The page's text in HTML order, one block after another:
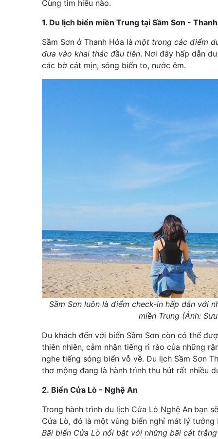
Cùng tìm hiểu nào.
1. Du lịch biển miền Trung tại Sầm Sơn -
Sầm Sơn ở Thanh Hóa là một trong các điểm
đưa vào khai thác đầu tiên. Nơi đây hấp dẫn
các bờ cát mịn, sóng biển to, nước êm.
Sầm Sơn luôn là điểm check-in hấp dẫn với
miền Trung (Ảnh:
Du khách đến với biển Sầm Sơn còn có thể
thiên nhiên, cảm nhận tiếng rì rào của những
nghe tiếng sóng biển vỗ về. Du lịch Sầm Sơn
thơ mộng đang là hành trình thu hút rất nhiều
2. Biển Cửa Lò - Nghệ An
Trong hành trình du lịch Cửa Lò Nghệ An bạn
Cửa Lò, đó là một vùng biển nghỉ mát lý tưởng
Bãi biển Cửa Lò nổi bật với những bãi cát